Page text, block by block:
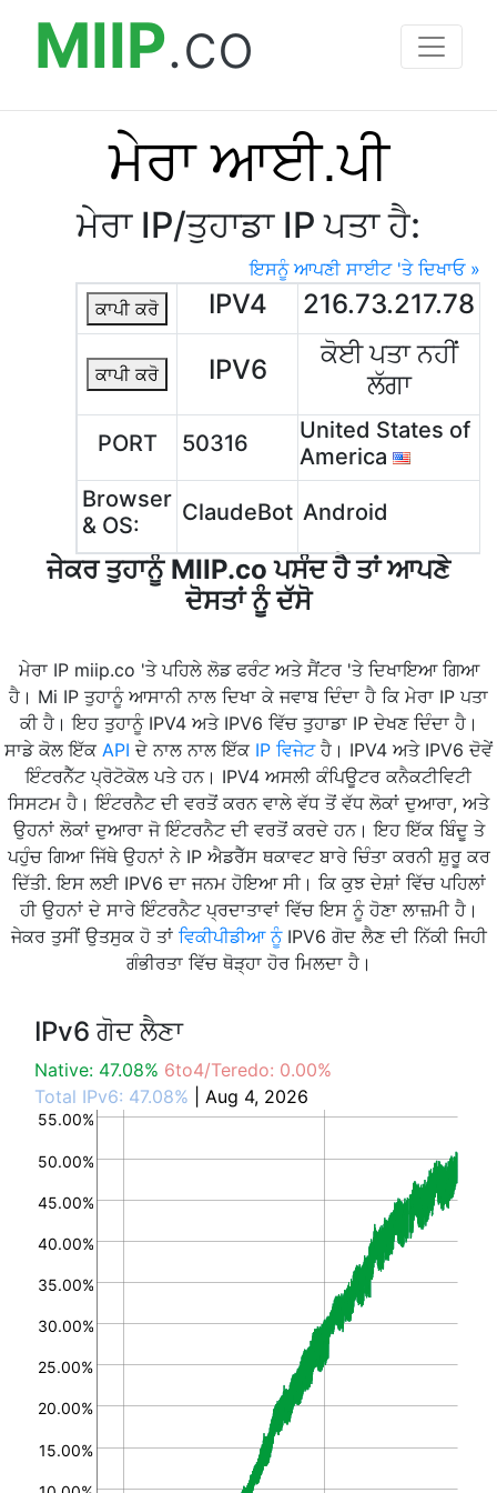
MIIP.co
ਮੇਰਾ ਆਈ.ਪੀ
ਮੇਰਾ IP/ਤੁਹਾਡਾ IP ਪਤਾ ਹੈ:
ਇਸਨੂੰ ਆਪਣੀ ਸਾਈਟ 'ਤੇ ਦਿਖਾਓ »
ਕਾਪੀ ਕਰੋ
IPV4 216.73.217.78
ਕਾਪੀ ਕਰੋ IPV6
ਕੋਈ ਪਤਾ ਨਹੀਂ
ਲੱਗਾ
PORT 50316
United States of
America
Browser
& OS:
ClaudeBot Android
ਜੇਕਰ ਤੁਹਾਨੂੰ MIIP.co ਪਸੰਦ ਹੈ ਤਾਂ ਆਪਣੇ
ਦੋਸਤਾਂ ਨੂੰ ਦੱਸੋ
ਮੇਰਾ IP miip.co 'ਤੇ ਪਹਿਲੇ ਲੋਡ ਫਰੰਟ ਅਤੇ ਸੈਂਟਰ 'ਤੇ ਦਿਖਾਇਆ ਗਿਆ
ਹੈ। Mi IP ਤੁਹਾਨੂੰ ਆਸਾਨੀ ਨਾਲ ਦਿਖਾ ਕੇ ਜਵਾਬ ਦਿੰਦਾ ਹੈ ਕਿ ਮੇਰਾ IP ਪਤਾ
ਕੀ ਹੈ। ਇਹ ਤੁਹਾਨੂੰ IPV4 ਅਤੇ IPV6 ਵਿੱਚ ਤੁਹਾਡਾ IP ਦੇਖਣ ਦਿੰਦਾ ਹੈ।
ਸਾਡੇ ਕੋਲ ਇੱਕ API ਦੇ ਨਾਲ ਨਾਲ ਇੱਕ IP ਵਿਜੇਟਹੈ। IPV4 ਅਤੇ IPV6 ਦੋਵੇਂ
ਇੰਟਰਨੈੱਟ ਪ੍ਰੋਟੋਕੋਲ ਪਤੇ ਹਨ। IPV4 ਅਸਲੀ ਕੰਪਿਊਟਰ ਕਨੈਕਟੀਵਿਟੀ
ਸਿਸਟਮ ਹੈ। ਇੰਟਰਨੈਟ ਦੀ ਵਰਤੋਂ ਕਰਨ ਵਾਲੇ ਵੱਧ ਤੋਂ ਵੱਧ ਲੋਕਾਂ ਦੁਆਰਾ, ਅਤੇ
ਉਹਨਾਂ ਲੋਕਾਂ ਦੁਆਰਾ ਜੋ ਇੰਟਰਨੈਟ ਦੀ ਵਰਤੋਂ ਕਰਦੇ ਹਨ। ਇਹ ਇੱਕ ਬਿੰਦੂ ਤੇ
ਪਹੁੰਚ ਗਿਆ ਜਿੱਥੇ ਉਹਨਾਂ ਨੇ IP ਐਡਰੈੱਸ ਥਕਾਵਟ ਬਾਰੇ ਚਿੰਤਾ ਕਰਨੀ ਸ਼ੁਰੂ ਕਰ
ਦਿੱਤੀ. ਇਸ ਲਈ IPV6 ਦਾ ਜਨਮ ਹੋਇਆ ਸੀ। ਕਿ ਕੁਝ ਦੇਸ਼ਾਂ ਵਿੱਚ ਪਹਿਲਾਂ
ਹੀ ਉਹਨਾਂ ਦੇ ਸਾਰੇ ਇੰਟਰਨੈਟ ਪ੍ਰਦਾਤਾਵਾਂ ਵਿੱਚ ਇਸ ਨੂੰ ਹੋਣਾ ਲਾਜ਼ਮੀ ਹੈ।
ਜੇਕਰ ਤੁਸੀਂ ਉਤਸੁਕ ਹੋ ਤਾਂ ਵਿਕੀਪੀਡੀਆ ਨੂੰIPV6 ਗੋਦ ਲੈਣ ਦੀ ਨਿੱਕੀ ਜਿਹੀ
ਗੰਭੀਰਤਾ ਵਿੱਚ ਥੋੜ੍ਹਾ ਹੋਰ ਮਿਲਦਾ ਹੈ।
IPv6 ਗੋਦ ਲੈਣਾ
Native: 47.08% 6to4/Teredo: 0.00%
Total IPv6: 47.08% | Aug 4, 2026
15.00%
20.00%
25.00%
30.00%
35.00%
40.00%
45.00%
50.00%
55.00%